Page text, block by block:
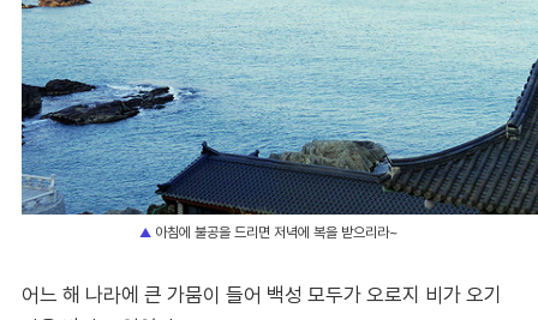
▲ 아침에 불공을 드리면 저녁에 복을 받으리라~
어느 해 나라에 큰 가뭄이 들어 백성 모두가 오로지 비가 오기